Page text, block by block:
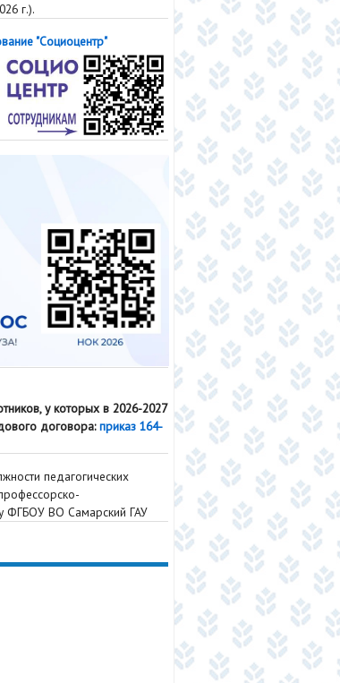
г.).
"Социоцентр"
у которых в 2026-2027
договора:приказ 164-
педагогических
ФГБОУ ВО Самарский ГАУ